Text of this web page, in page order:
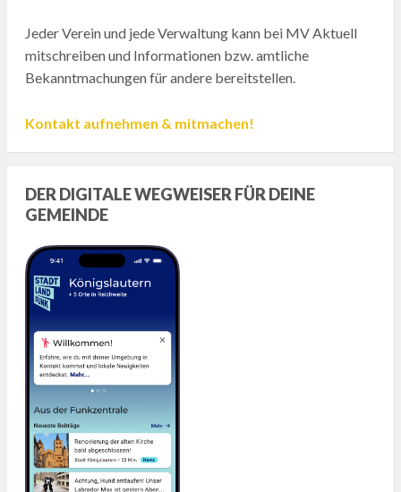
Jeder Verein und jede Verwaltung kann bei MV Aktuell
mitschreiben und Informationen bzw. amtliche
Bekanntmachungen für andere bereitstellen.
Kontakt aufnehmen & mitmachen!
DER DIGITALE WEGWEISER FÜR DEINE
GEMEINDE